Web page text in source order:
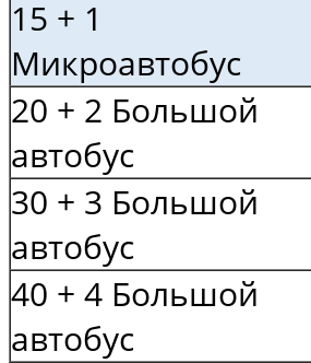
15 + 1
Микроавтобус
20 + 2 Большой
автобус
30 + 3 Большой
автобус
40 + 4 Большой
автобус